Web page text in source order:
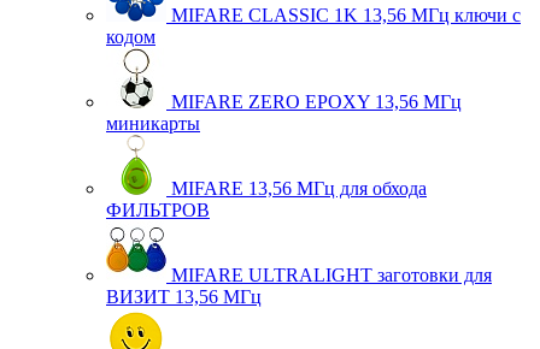
MIFARE CLASSIC 1K 13,56 МГц ключи с
кодом
MIFARE ZERO EPOXY 13,56 МГц
миникарты
MIFARE 13,56 МГц для обхода
ФИЛЬТРОВ
MIFARE ULTRALIGHT заготовки для
ВИЗИТ 13,56 МГц